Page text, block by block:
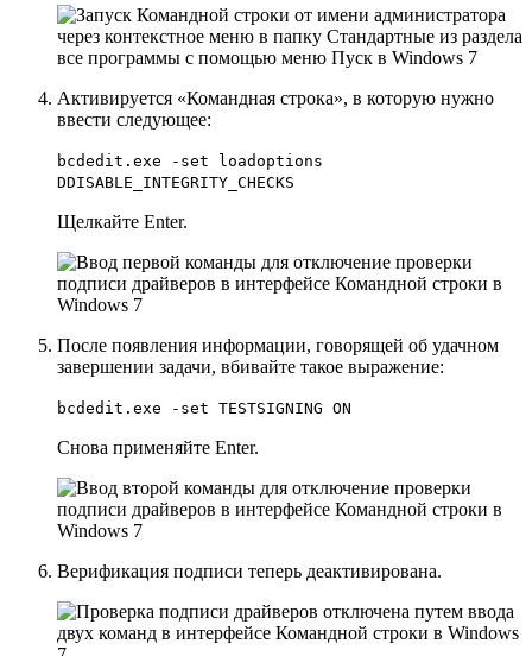
Активируется «Командная строка», в которую нужно
ввести следующее:
bcdedit.exe -set loadoptions
DDISABLE_INTEGRITY_CHECKS
Щелкайте Enter.
После появления информации, говорящей об удачном
завершении задачи, вбивайте такое выражение:
bcdedit.exe -set TESTSIGNING ON
Снова применяйте Enter.
Верификация подписи теперь деактивирована.